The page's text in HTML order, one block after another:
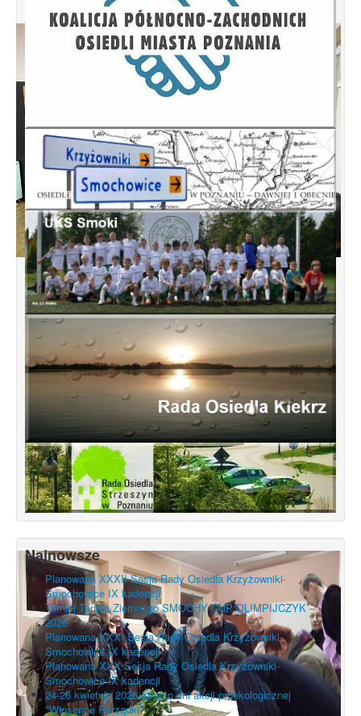
Spotkanie informacyjne w sprawie
budowy ulic Łebska, Łagowska,
Kociewska, Żukowska
Najnowsze
Planowana XXXII Sesja Rady Osiedla Krzyżowniki-
Smochowice IX kadencji
Turniej Tenisa Ziemnego SMOCHY CUP OLIMPIJCZYK –
2026
Planowana XXXI Sesja Rady Osiedla Krzyżowniki-
Smochowice IX kadencji
Planowana XXX Sesja Rady Osiedla Krzyżowniki-
Smochowice IX kadencji
24-26 kwietnia 2026 roku to dni akcji proekologicznej
"Wiosenne Porządki"